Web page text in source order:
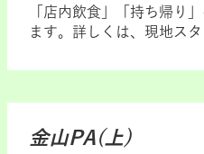
「店内飲食」「持ち帰り
ます。詳しくは、現地ス
金山PA(上)